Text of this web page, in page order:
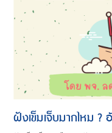
ฝังเข็มเจ็บมากไหม ?